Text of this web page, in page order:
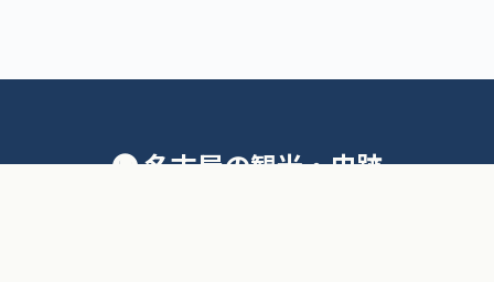
🚇 名古屋の観光・史跡